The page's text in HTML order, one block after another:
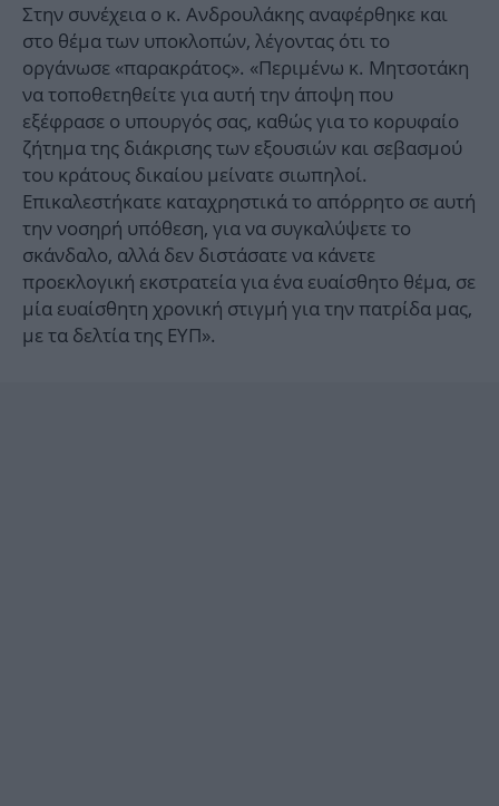
Στην συνέχεια ο κ. Ανδρουλάκης αναφέρθηκε και
στο θέμα των υποκλοπών, λέγοντας ότι το
οργάνωσε «παρακράτος». «Περιμένω κ. Μητσοτάκη
να τοποθετηθείτε για αυτή την άποψη που
εξέφρασε ο υπουργός σας, καθώς για το κορυφαίο
ζήτημα της διάκρισης των εξουσιών και σεβασμού
του κράτους δικαίου μείνατε σιωπηλοί.
Επικαλεστήκατε καταχρηστικά το απόρρητο σε αυτή
την νοσηρή υπόθεση, για να συγκαλύψετε το
σκάνδαλο, αλλά δεν διστάσατε να κάνετε
προεκλογική εκστρατεία για ένα ευαίσθητο θέμα, σε
μία ευαίσθητη χρονική στιγμή για την πατρίδα μας,
με τα δελτία της ΕΥΠ».